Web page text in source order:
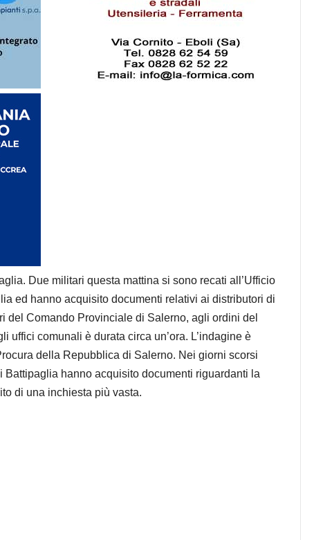
Due militari questa mattina si sono recati all’Ufficio
ed hanno acquisito documenti relativi ai distributori di
del Comando Provinciale di Salerno, agli ordini del
uffici comunali è durata circa un’ora. L’indagine è
della Repubblica di Salerno. Nei giorni scorsi
hanno acquisito documenti riguardanti la
di una inchiesta più vasta.